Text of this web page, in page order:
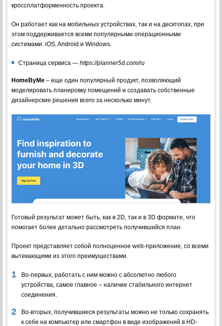
кроссплатформенность проекта.
Он работает как на мобильных устройствах, так и на десктопах, при
этом поддерживается всеми популярными операционными
системами: iOS, Android и Windows.
Страница сервиса — https://planner5d.com/ru
HomeByMe – еще один популярный продукт, позволяющий
моделировать планировку помещений и создавать собственные
дизайнерские решения всего за несколько минут.
Готовый результат может быть, как в 2D, так и в 3D формате, что
помогает более детально рассмотреть получившийся план.
Проект представляет собой полноценное web-приложение, со всеми
вытекающими из этого преимуществами.
Во-первых, работать с ним можно с абсолютно любого
устройства, самое главное – наличие стабильного интернет
соединения.
Во-вторых, получившиеся результаты можно не только сохранять
к себе на компьютер или смартфон в виде изображений в HD-